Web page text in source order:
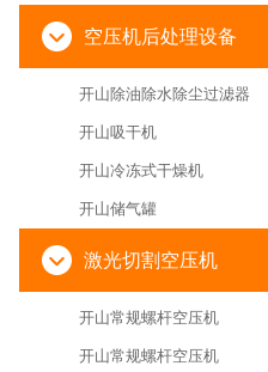
空压机后处理设备
开山除油除水除尘过滤器
开山吸干机
开山冷冻式干燥机
开山储气罐
激光切割空压机
开山常规螺杆空压机
开山常规螺杆空压机